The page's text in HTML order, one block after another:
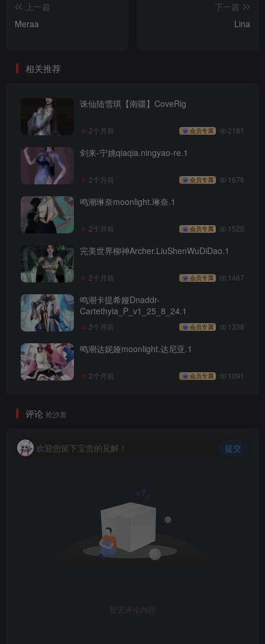
上一篇
Meraa
下一篇
Lina
相关推荐
诛仙陆雪琪【南疆】CoveRig
2个月前 会员专属 2181
剑来-宁姚qiaqia.ningyao-re.1
2个月前 会员专属 1676
鸣潮琳奈moonlight.琳奈.1
2个月前 会员专属 1525
完美世界柳神Archer.LiuShenWuDiDao.1
2个月前 会员专属 1467
鸣潮卡提希娅Dnaddr-
Cartethyia_P_v1_25_8_24.1
2个月前 会员专属 1338
鸣潮达妮娅moonlight.达尼亚.1
2个月前 会员专属 1091
评论 抢沙发
欢迎您留下宝贵的见解！ 提交
暂无评论内容